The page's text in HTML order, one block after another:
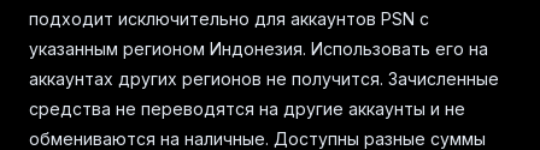
подходит исключительно для аккаунтов PSN с
указанным регионом Индонезия. Использовать его на
аккаунтах других регионов не получится. Зачисленные
средства не переводятся на другие аккаунты и не
обмениваются на наличные. Доступны разные суммы